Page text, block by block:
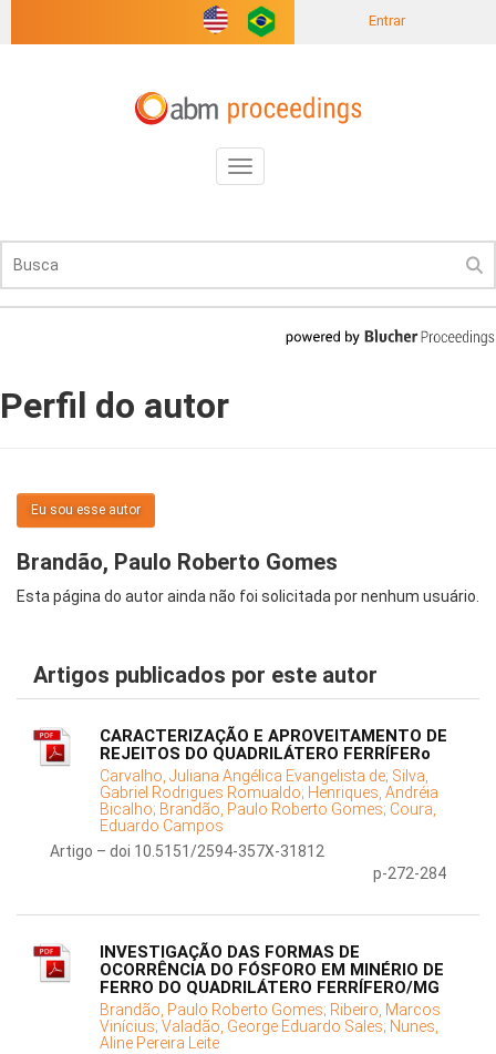
Entrar
Toggle
navigation
Perfil do autor
Eu sou esse autor
Brandão, Paulo Roberto Gomes
Esta página do autor ainda não foi solicitada por nenhum usuário.
Artigos publicados por este autor
CARACTERIZAÇÃO E APROVEITAMENTO DE
REJEITOS DO QUADRILÁTERO FERRÍFERo
Carvalho, Juliana Angélica Evangelista de; Silva,
Gabriel Rodrigues Romualdo; Henriques, Andréia
Bicalho; Brandão, Paulo Roberto Gomes; Coura,
Eduardo Campos
Artigo – doi 10.5151/2594-357X-31812
p-272-284
INVESTIGAÇÃO DAS FORMAS DE
OCORRÊNCIA DO FÓSFORO EM MINÉRIO DE
FERRO DO QUADRILÁTERO FERRÍFERO/MG
Brandão, Paulo Roberto Gomes; Ribeiro, Marcos
Vinícius; Valadão, George Eduardo Sales; Nunes,
Aline Pereira Leite